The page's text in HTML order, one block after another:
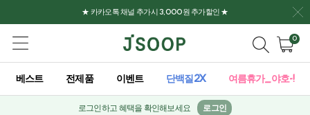
★ 카카오톡 채널 추가시 3,000원 추가할인 ★
0
베스트 전제품 이벤트 단백질2X 여름휴가_야호-!
로그인하고 혜택을 확인해보세요 로그인